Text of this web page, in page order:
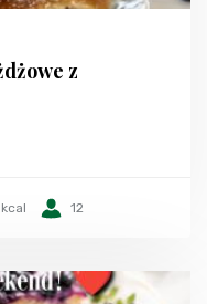
z
12